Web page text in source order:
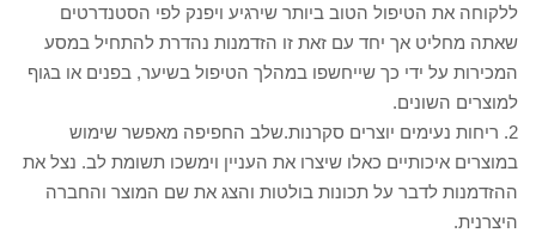
ללקוחה את הטיפול הטוב ביותר שירגיע ויפנק לפי הסטנדרטים
שאתה מחליט אך יחד עם זאת זו הזדמנות נהדרת להתחיל במסע
המכירות על ידי כך שייחשפו במהלך הטיפול בשיער, בפנים או בגוף
למוצרים השונים.
2. ריחות נעימים יוצרים סקרנות.שלב החפיפה מאפשר שימוש
במוצרים איכותיים כאלו שיצרו את העניין וימשכו תשומת לב. נצל את
ההזדמנות לדבר על תכונות בולטות והצג את שם המוצר והחברה
היצרנית.